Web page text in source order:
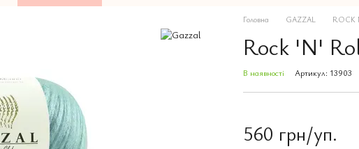
Головна GAZZAL ROCK
Rock 'N'
В наявності Артикул: 13903
560 грн/уп.